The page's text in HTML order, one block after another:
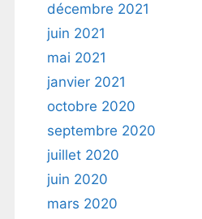
décembre 2021
juin 2021
mai 2021
janvier 2021
octobre 2020
septembre 2020
juillet 2020
juin 2020
mars 2020